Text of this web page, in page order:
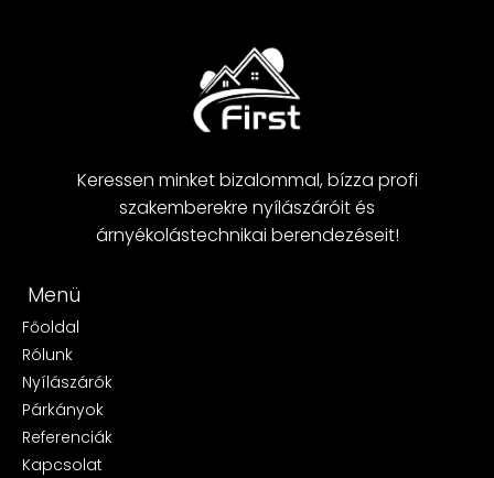
Keressen minket bizalommal, bízza profi
szakemberekre nyílászáróit és
árnyékolástechnikai berendezéseit!
Menü
Főoldal
Rólunk
Nyílászárók
Párkányok
Referenciák
Kapcsolat